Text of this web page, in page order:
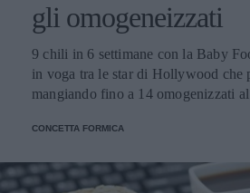
gli omogeneizzati
9 chili in 6 settimane con la Baby
in voga tra le star di Hollywood che
mangiando fino a 14 omogenizzati
CONCETTA FORMICA